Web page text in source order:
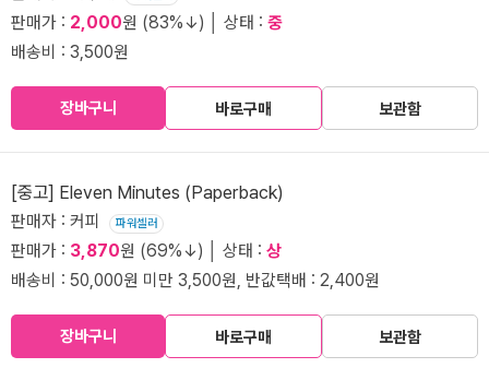
판매가 : 2,000원 (83%↓) │ 상태 : 중
배송비 : 3,500원
장바구니 바로구매 보관함
[중고] Eleven Minutes (Paperback)
판매자 : 커피 파워셀러
판매가 : 3,870원 (69%↓) │ 상태 : 상
배송비 : 50,000원 미만 3,500원, 반값택배 : 2,400원
장바구니 바로구매 보관함